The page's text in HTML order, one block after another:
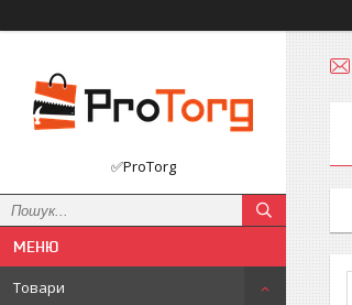
✅ProTorg
Товари